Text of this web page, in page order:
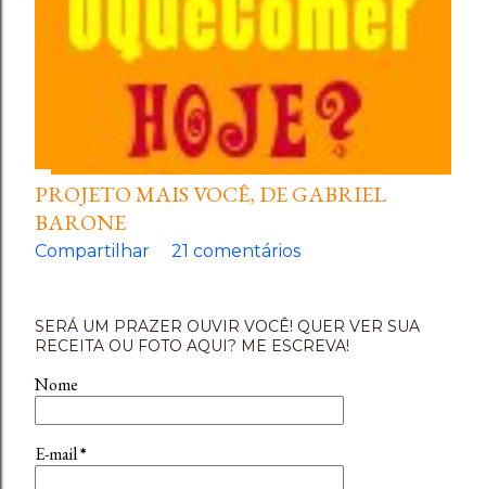
PROJETO MAIS VOCÊ, DE GABRIEL
BARONE
Compartilhar 21 comentários
SERÁ UM PRAZER OUVIR VOCÊ! QUER VER SUA
RECEITA OU FOTO AQUI? ME ESCREVA!
Nome
E-mail*